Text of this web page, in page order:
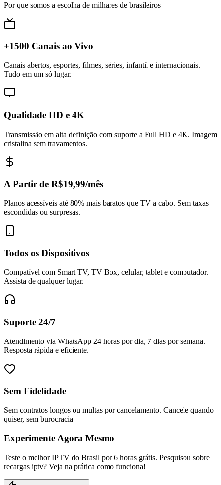
Por que somos a escolha de milhares de brasileiros
+1500 Canais ao Vivo
Canais abertos, esportes, filmes, séries, infantil e internacionais.
Tudo em um só lugar.
Qualidade HD e 4K
Transmissão em alta definição com suporte a Full HD e 4K. Imagem
cristalina sem travamentos.
A Partir de R$19,99/mês
Planos acessíveis até 80% mais baratos que TV a cabo. Sem taxas
escondidas ou surpresas.
Todos os Dispositivos
Compatível com Smart TV, TV Box, celular, tablet e computador.
Assista de qualquer lugar.
Suporte 24/7
Atendimento via WhatsApp 24 horas por dia, 7 dias por semana.
Resposta rápida e eficiente.
Sem Fidelidade
Sem contratos longos ou multas por cancelamento. Cancele quando
quiser, sem burocracia.
Experimente Agora Mesmo
Teste o melhor IPTV do Brasil por 6 horas grátis. Pesquisou sobre
recargas iptv? Veja na prática como funciona!